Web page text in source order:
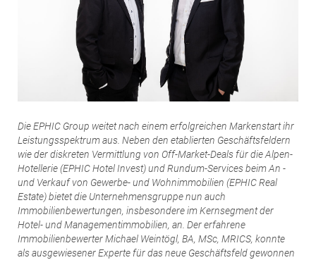
Die EPHIC Group weitet nach einem erfolgreichen Markenstart ihr
Leistungsspektrum aus. Neben den etablierten Geschäftsfeldern
wie der diskreten Vermittlung von Off-Market-Deals für die Alpen-
Hotellerie (EPHIC Hotel Invest) und Rundum-Services beim An -
und Verkauf von Gewerbe- und Wohnimmobilien (EPHIC Real
Estate) bietet die Unternehmensgruppe nun auch
Immobilienbewertungen, insbesondere im Kernsegment der
Hotel- und Managementimmobilien, an. Der erfahrene
Immobilienbewerter Michael Weintögl, BA, MSc, MRICS, konnte
als ausgewiesener Experte für das neue Geschäftsfeld gewonnen